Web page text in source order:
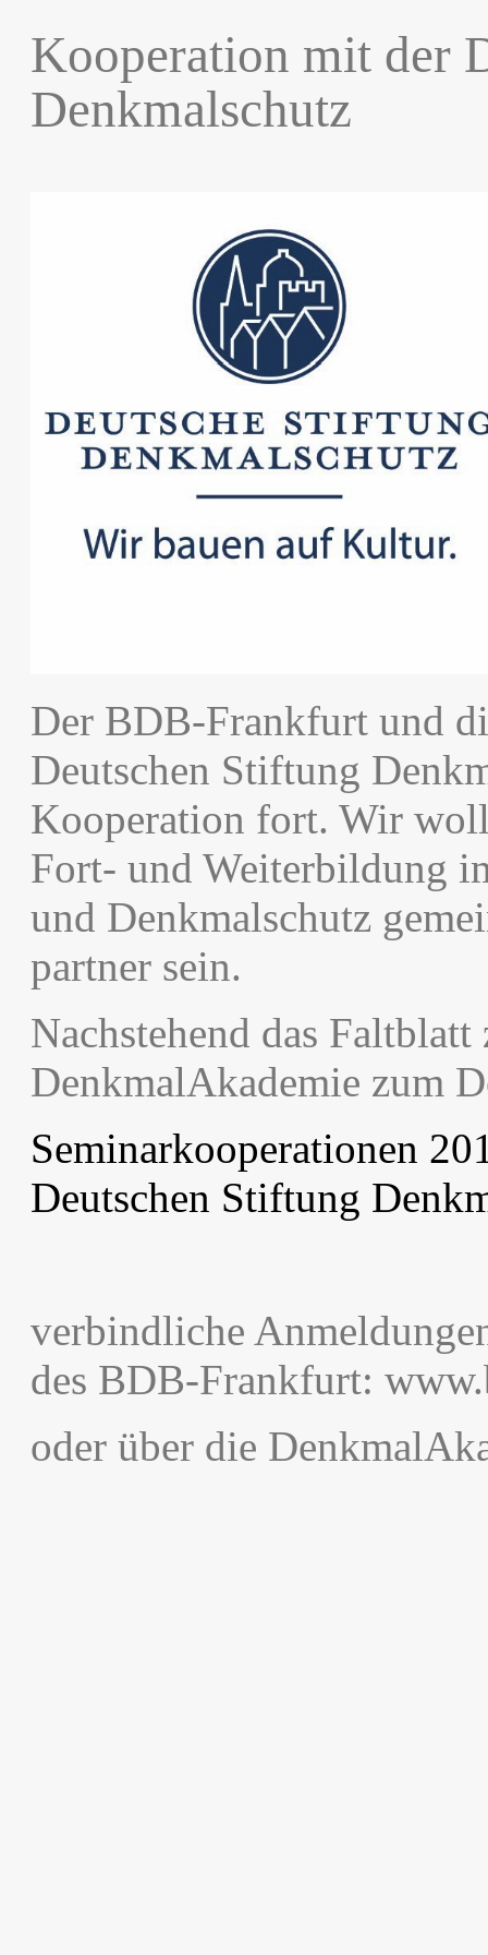
Kooperation mit der
Denkmalschutz
Der BDB-Frankfurt und
Deutschen Stiftung
Kooperation fort. Wir
Fort- und Weiterbildung
und Denkmalschutz
partner sein.
Nachstehend das
DenkmalAkademie zum
Seminarkooperationen
Deutschen Stiftung
verbindliche
des BDB-Frankfurt:
oder über die